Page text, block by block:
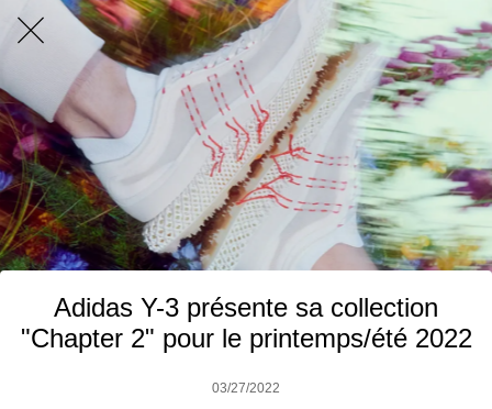
Adidas Y-3 présente sa collection
"Chapter 2" pour le printemps/été 2022
03/27/2022